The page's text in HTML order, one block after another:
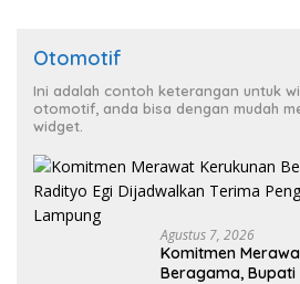
Otomotif
Ini adalah contoh keterangan untuk
otomotif, anda bisa dengan mudah
widget.
Agustus 7, 2026
Komitmen
Beragama, Bupati